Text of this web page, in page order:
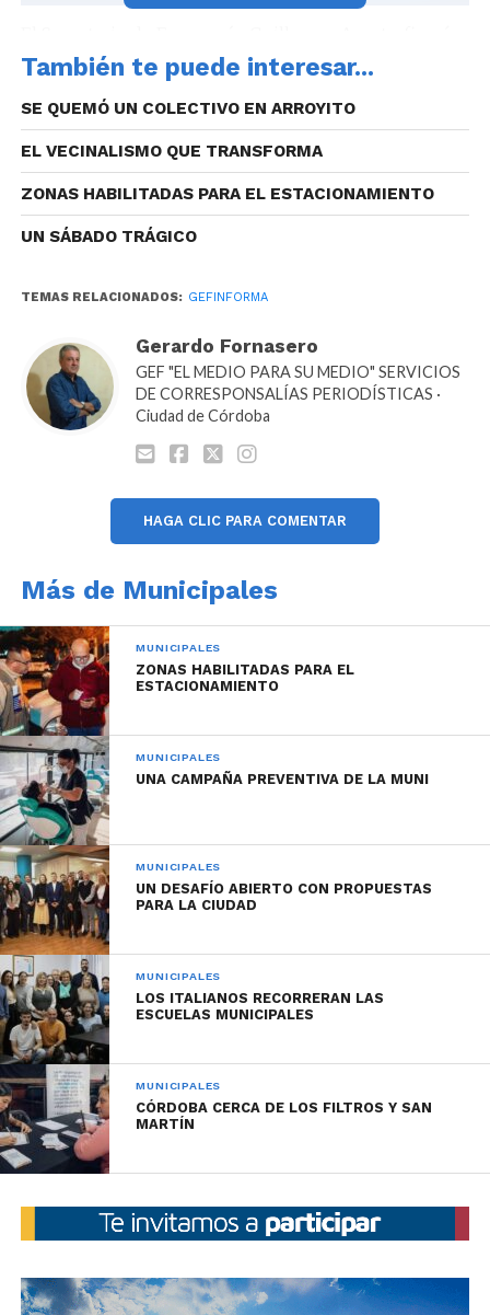
con el presidente del Banco de Córdoba, Daniel
adhiere al servicio de Cordobesa, a partir de los
próximos vencimientos de febrero.
También te puede interesar...
SE QUEMÓ UN COLECTIVO EN ARROYITO
EL VECINALISMO QUE TRANSFORMA
ZONAS HABILITADAS PARA EL ESTACIONAMIENTO
UN SÁBADO TRÁGICO
TEMAS RELACIONADOS: GEFINFORMA
Gerardo Fornasero
GEF "EL MEDIO PARA SU MEDIO" SERVICIOS
DE CORRESPONSALÍAS PERIODÍSTICAS ·
Ciudad de Córdoba
HAGA CLIC PARA COMENTAR
Más de Municipales
MUNICIPALES
ZONAS HABILITADAS PARA EL
ESTACIONAMIENTO
MUNICIPALES
UNA CAMPAÑA PREVENTIVA DE LA MUNI
MUNICIPALES
UN DESAFÍO ABIERTO CON PROPUESTAS
PARA LA CIUDAD
MUNICIPALES
LOS ITALIANOS RECORRERAN LAS
ESCUELAS MUNICIPALES
MUNICIPALES
CÓRDOBA CERCA DE LOS FILTROS Y SAN
MARTÍN